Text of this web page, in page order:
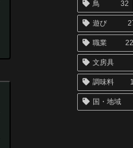
鳥 32
遊び
職業 22
文房具
調味料
国・地域